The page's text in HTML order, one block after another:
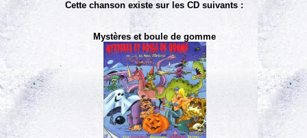
Cette chanson existe sur les CD suivants :
Mystères et boule de gomme